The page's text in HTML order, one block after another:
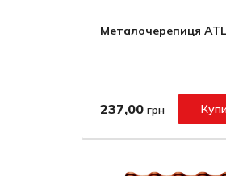
Металочерепиця
237,00 грн